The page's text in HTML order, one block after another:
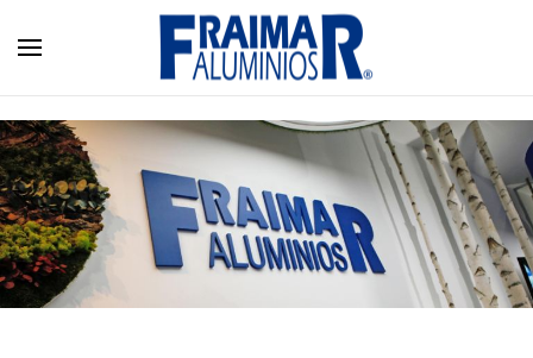
Skip to main content